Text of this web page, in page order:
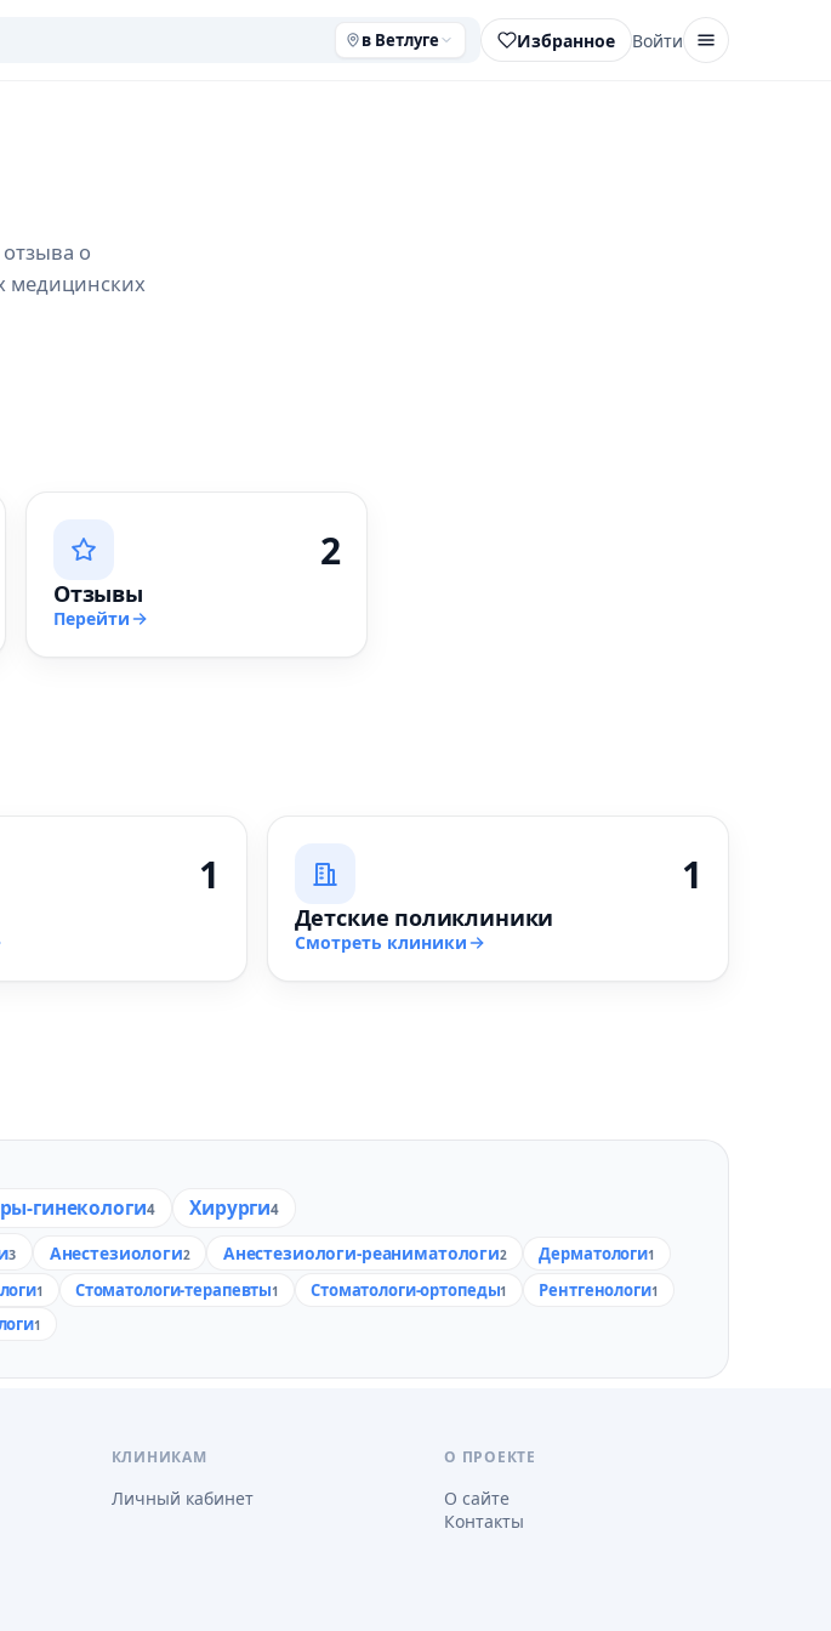
в Ветлуге Избранное Войти
о
медицинских
2
Отзывы
Перейти
1 1
Детские поликлиники
Смотреть клиники
гинекологи4 Хирурги4
3 Анестезиологи2 Анестезиологи-реаниматологи2 Дерматологи1
1 Стоматологи-терапевты1 Стоматологи-ортопеды1 Рентгенологи1
1
КЛИНИКАМ
Личный кабинет
О ПРОЕКТЕ
О сайте
Контакты